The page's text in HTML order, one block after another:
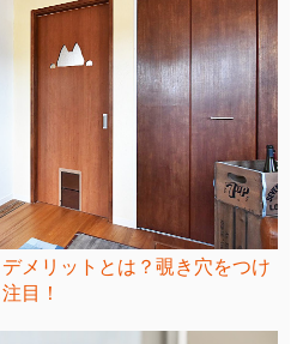
メリットとは？覗き穴をつけ
目！